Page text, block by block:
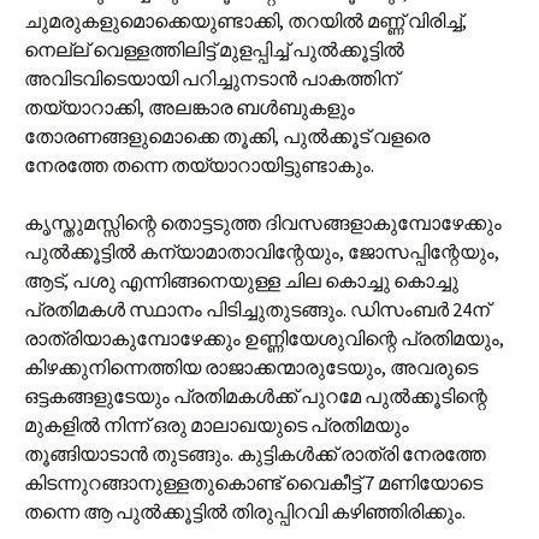
ചുമരുകളുമൊക്കെയുണ്ടാക്കി, തറയിൽ മണ്ണ് വിരിച്ച്,
നെല്ല് വെള്ളത്തിലിട്ട് മുളപ്പിച്ച് പുൽക്കൂട്ടിൽ
അവിടവിടെയായി പറിച്ചുനടാൻ പാകത്തിന്
തയ്യാറാക്കി, അലങ്കാര ബൾബുകളും
തോരണങ്ങളുമൊക്കെ തൂക്കി, പുൽക്കൂട് വളരെ
നേരത്തേ തന്നെ തയ്യാറായിട്ടുണ്ടാകും.
കൃസ്തുമസ്സിന്റെ തൊട്ടടുത്ത ദിവസങ്ങളാകുമ്പോഴേക്കും
പുൽക്കൂട്ടിൽ കന്യാമാതാവിന്റേയും, ജോസപ്പിന്റേയും,
ആട്, പശു എന്നിങ്ങനെയുള്ള ചില കൊച്ചു കൊച്ചു
പ്രതിമകൾ സ്ഥാനം പിടിച്ചുതുടങ്ങും. ഡിസംബര്‍ 24ന്
രാത്രിയാകുമ്പോഴേക്കും ഉണ്ണിയേശുവിന്റെ പ്രതിമയും,
കിഴക്കുനിന്നെത്തിയ രാജാക്കന്മാരുടേയും, അവരുടെ
ഒട്ടകങ്ങളുടേയും പ്രതിമകൾക്ക് പുറമേ പുൽക്കൂടിന്റെ
മുകളിൽ നിന്ന് ഒരു മാലാഖയുടെ പ്രതിമയും
തൂങ്ങിയാടാൻ തുടങ്ങും. കുട്ടികൾക്ക് രാത്രി നേരത്തേ
കിടന്നുറങ്ങാനുള്ളതുകൊണ്ട് വൈകീട്ട് 7 മണിയോടെ
തന്നെ ആ പുൽക്കൂട്ടിൽ തിരുപ്പിറവി കഴിഞ്ഞിരിക്കും.